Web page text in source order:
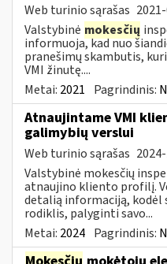
Web turinio sąrašas
Valstybinė mokesčių
informuoja, kad nuo
pranešimų skambutis,
VMI žinutę....
Metai: 2021 Pagrindinis:
Atnaujintame VMI
galimybių verslui
Web turinio sąrašas
Valstybinė mokesčių
atnaujino kliento profilį.
detalią informaciją, kodėl
rodiklis, palyginti savo...
Metai: 2024 Pagrindinis: